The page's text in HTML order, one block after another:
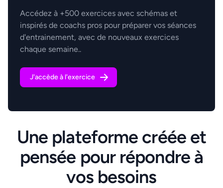
Accédez à +500 exercices avec schémas et
inspirés de coachs pros pour préparer vos séances
d'entrainement, avec de nouveaux exercices
chaque semaine..
J'accède à l'exercice
Une plateforme créée et
pensée pour répondre à
vos besoins